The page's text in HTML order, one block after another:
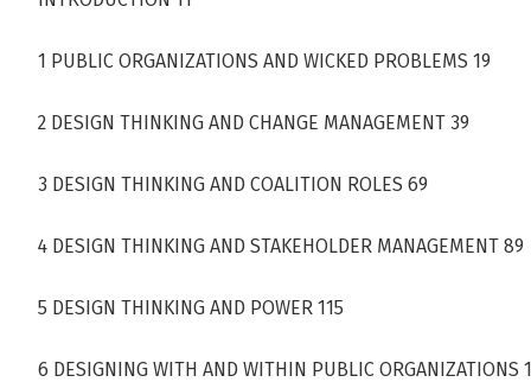
1 PUBLIC ORGANIZATIONS AND WICKED PROBLEMS 19
2 DESIGN THINKING AND CHANGE MANAGEMENT 39
3 DESIGN THINKING AND COALITION ROLES 69
4 DESIGN THINKING AND STAKEHOLDER MANAGEMENT 89
5 DESIGN THINKING AND POWER 115
6 DESIGNING WITH AND WITHIN PUBLIC ORGANIZATIONS